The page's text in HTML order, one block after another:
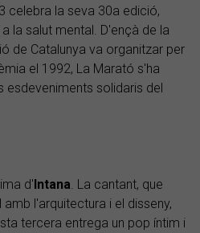
celebra la seva 30a edició,
la salut mental. D'ençà de la
de Catalunya va organitzar per
el 1992, La Marató s'ha
esdeveniments solidaris del
d' Intana. La cantant, que
l'arquitectura i el disseny,
tercera entrega un pop íntim i